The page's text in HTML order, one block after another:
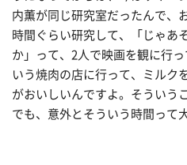
内薫が同じ研究室だったんで、
時間ぐらい研究して、「じゃあ
か」って、2人で映画を観に行
いう焼肉の店に行って、ミル
がおいしいんですよ。そういう
でも、意外とそういう時間って